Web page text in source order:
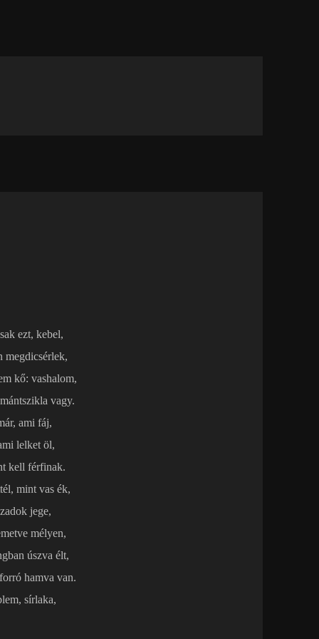
ezt, kebel,
megdicsérlek,
kő: vashalom,
vagy.
ami fáj,
lelket öl,
kell férfinak.
mint vas ék,
jege,
mélyen,
úszva élt,
hamva van.
sírlaka,